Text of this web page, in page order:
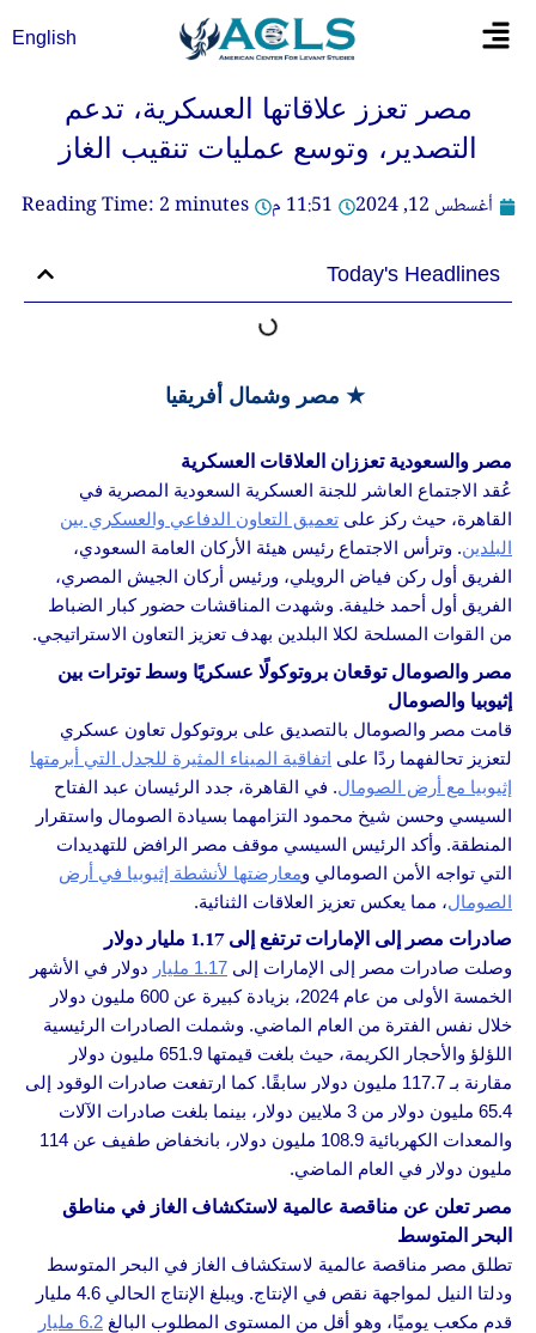
Flyout
English
مصر تعزز علاقاتها العسكرية، تدعم
التصدير، وتوسع عمليات تنقيب الغاز
أغسطس 12, 2024
11:51 م Reading Time: 2minutes
Today's Headlines
★ مصر وشمال أفريقيا
مصر والسعودية تعززان العلاقات العسكرية
عُقد الاجتماع العاشر للجنة العسكرية السعودية المصرية في
القاهرة، حيث ركز على تعميق التعاون الدفاعي والعسكري بين
البلدين. وترأس الاجتماع رئيس هيئة الأركان العامة السعودي،
الفريق أول ركن فياض الرويلي، ورئيس أركان الجيش المصري،
الفريق أول أحمد خليفة. وشهدت المناقشات حضور كبار الضباط
من القوات المسلحة لكلا البلدين بهدف تعزيز التعاون الاستراتيجي.
مصر والصومال توقعان بروتوكولًا عسكريًا وسط توترات بين
إثيوبيا والصومال
قامت مصر والصومال بالتصديق على بروتوكول تعاون عسكري
لتعزيز تحالفهما ردًا على اتفاقية الميناء المثيرة للجدل التي أبرمتها
إثيوبيا مع أرض الصومال. في القاهرة، جدد الرئيسان عبد الفتاح
السيسي وحسن شيخ محمود التزامهما بسيادة الصومال واستقرار
المنطقة. وأكد الرئيس السيسي موقف مصر الرافض للتهديدات
التي تواجه الأمن الصومالي ومعارضتها لأنشطة إثيوبيا في أرض
الصومال، مما يعكس تعزيز العلاقات الثنائية.
صادرات مصر إلى الإمارات ترتفع إلى 1.17 مليار دولار
وصلت صادرات مصر إلى الإمارات إلى 1.17 مليار
دولار في الأشهر
الخمسة الأولى من عام 2024، بزيادة كبيرة عن 600 مليون دولار
خلال نفس الفترة من العام الماضي. وشملت الصادرات الرئيسية
اللؤلؤ والأحجار الكريمة، حيث بلغت قيمتها 651.9 مليون دولار
مقارنة بـ 117.7 مليون دولار سابقًا. كما ارتفعت صادرات الوقود إلى
65.4 مليون دولار من 3 ملايين دولار، بينما بلغت صادرات الآلات
والمعدات الكهربائية 108.9 مليون دولار، بانخفاض طفيف عن 114
مليون دولار في العام الماضي.
مصر تعلن عن مناقصة عالمية لاستكشاف الغاز في مناطق
البحر المتوسط
تطلق مصر مناقصة عالمية لاستكشاف الغاز في البحر المتوسط
ودلتا النيل لمواجهة نقص في الإنتاج. ويبلغ الإنتاج الحالي 4.6 مليار
قدم مكعب يوميًا، وهو أقل من المستوى المطلوب البالغ 6.2 مليار